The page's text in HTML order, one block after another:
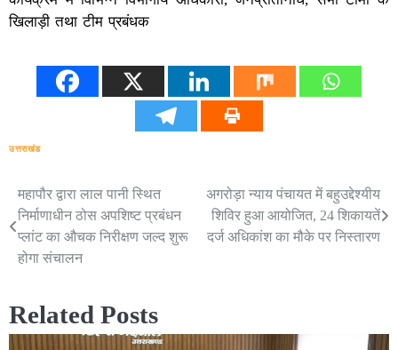
खिलाड़ी तथा टीम प्रबंधक
उत्तराखंड
Post
navigation
महापौर द्वारा लाल पानी स्थित
निर्माणाधीन ठोस अपशिष्ट प्रबंधन
प्लांट का औचक निरीक्षण जल्द शुरू
होगा संचालन
अगरोड़ा न्याय पंचायत में बहुउद्देश्यीय
शिविर हुआ आयोजित, 24 शिकायतें
दर्ज अधिकांश का मौके पर निस्तारण
Related Posts